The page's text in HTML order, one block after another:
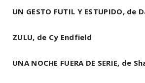
UN GESTO FUTIL Y ESTUPIDO, de
ZULU, de Cy Endfield
UNA NOCHE FUERA DE SERIE, de